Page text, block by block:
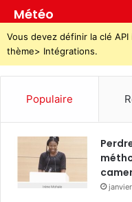
Météo
Vous devez définir la clé
thème> Intégrations.
Populaire